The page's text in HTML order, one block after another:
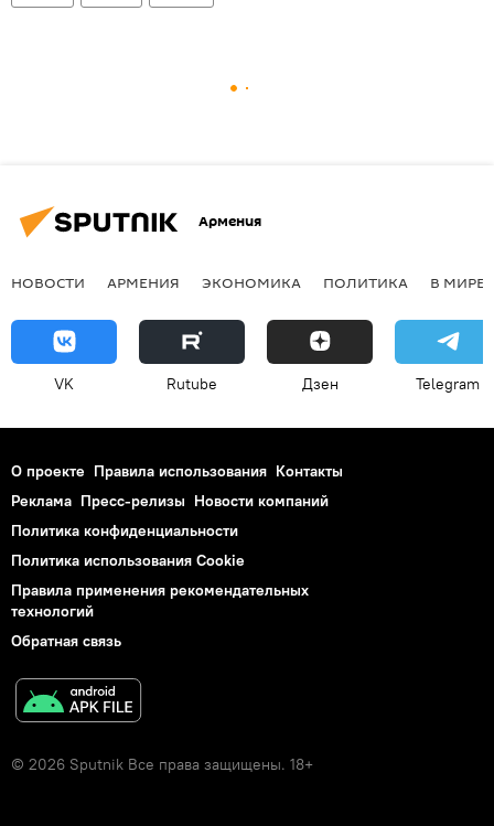
Армения
НОВОСТИ АРМЕНИЯ ЭКОНОМИКА ПОЛИТИКА В МИРЕ
VK Rutube Дзен Telegram
О проекте Правила использования Контакты
Реклама Пресс-релизы Новости компаний
Политика конфиденциальности
Политика использования Cookie
Правила применения рекомендательных
технологий
Обратная связь
© 2026 Sputnik Все права защищены. 18+